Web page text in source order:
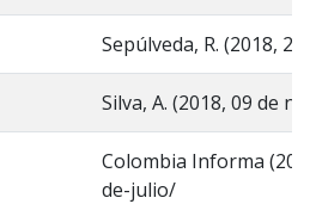
Sepúlveda, R. (2018,
Silva, A. (2018, 09 de
Colombia Informa
de-julio/